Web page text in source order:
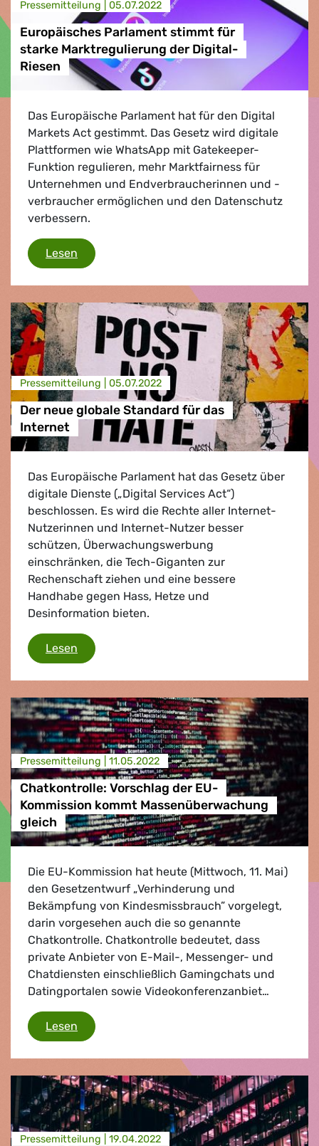
Presse­mitteilung | 05.07.2022
Europäisches Parlament stimmt für
starke Marktregulierung der Digital-
Riesen
Das Europäische Parlament hat für den Digital
Markets Act gestimmt. Das Gesetz wird digitale
Plattformen wie WhatsApp mit Gatekeeper-
Funktion regulieren, mehr Marktfairness für
Unternehmen und Endverbraucherinnen und -
verbraucher ermöglichen und den Datenschutz
verbessern.
Lesen Europäisches Parlament stimmt für starke
Presse­mitteilung | 05.07.2022
Der neue globale Standard für das
Internet
Das Europäische Parlament hat das Gesetz über
digitale Dienste („Digital Services Act“)
beschlossen. Es wird die Rechte aller Internet-
Nutzerinnen und Internet-Nutzer besser
schützen, Überwachungswerbung
einschränken, die Tech-Giganten zur
Rechenschaft ziehen und eine bessere
Handhabe gegen Hass, Hetze und
Desinformation bieten.
Lesen Der neue globale Standard für das Internet
Presse­mitteilung | 11.05.2022
Chatkontrolle: Vorschlag der EU-
Kommission kommt Massenüberwachung
gleich
Die EU-Kommission hat heute (Mittwoch, 11. Mai)
den Gesetzentwurf „Verhinderung und
Bekämpfung von Kindesmissbrauch” vorgelegt,
darin vorgesehen auch die so genannte
Chatkontrolle. Chatkontrolle bedeutet, dass
private Anbieter von E-Mail-, Messenger- und
Chatdiensten einschließlich Gamingchats und
Datingportalen sowie Videokonferenzanbiet…
Lesen Chatkontrolle: Vorschlag der EU-
Presse­mitteilung | 19.04.2022